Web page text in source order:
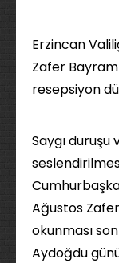
Erzincan
Zafer
resepsiyon
Saygı duruşu
Ağustos
okunması
Aydoğdu